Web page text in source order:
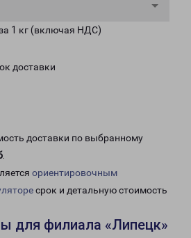
1 кг (включая НДС)
доставки
доставки по выбранному
.
ориентировочным
срок и детальную стоимость
для филиала «Липецк»